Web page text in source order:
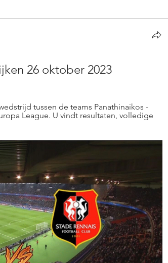
26 oktober 2023
tussen de teams Panathinaikos -
League. U vindt resultaten, volledige